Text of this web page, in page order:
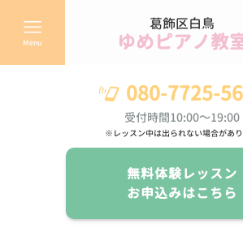
葛飾区白鳥
ゆめピアノ教
Menu
080-7725-
受付時間10:00～19:00
※レッスン中は出られない場合があ
無料体験レッスン
お申込みはこちら